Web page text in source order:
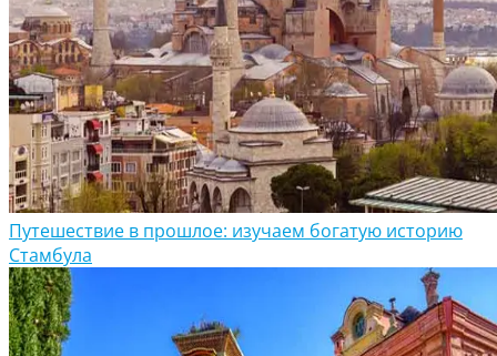
Путешествие в прошлое: изучаем богатую историю
Стамбула